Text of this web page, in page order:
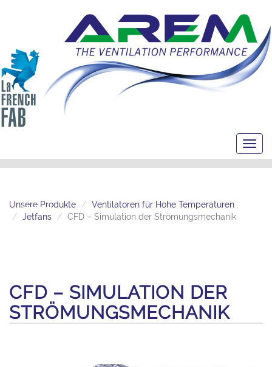
Unsere Produkte
Ventilatoren für Hohe Temperaturen
Jetfans
CFD – Simulation der Strömungsmechanik
CFD – SIMULATION DER
STRÖMUNGSMECHANIK